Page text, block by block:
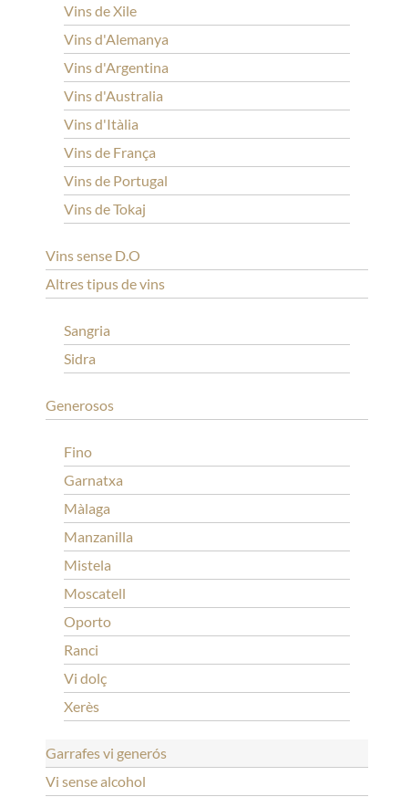
Vins de Xile
Vins d'Alemanya
Vins d'Argentina
Vins d'Australia
Vins d'Itàlia
Vins de França
Vins de Portugal
Vins de Tokaj
Vins sense D.O
Altres tipus de vins
Sangria
Sidra
Generosos
Fino
Garnatxa
Màlaga
Manzanilla
Mistela
Moscatell
Oporto
Ranci
Vi dolç
Xerès
Garrafes vi generós
Vi sense alcohol